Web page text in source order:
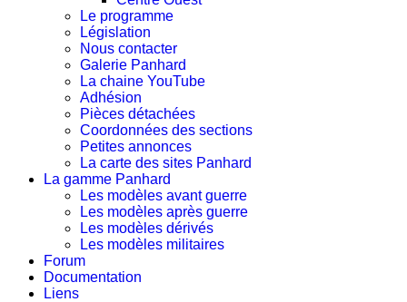
Le programme
Législation
Nous contacter
Galerie Panhard
La chaine YouTube
Adhésion
Pièces détachées
Coordonnées des sections
Petites annonces
La carte des sites Panhard
La gamme Panhard
Les modèles avant guerre
Les modèles après guerre
Les modèles dérivés
Les modèles militaires
Forum
Documentation
Liens